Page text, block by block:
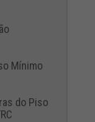
Mínimo
do Piso